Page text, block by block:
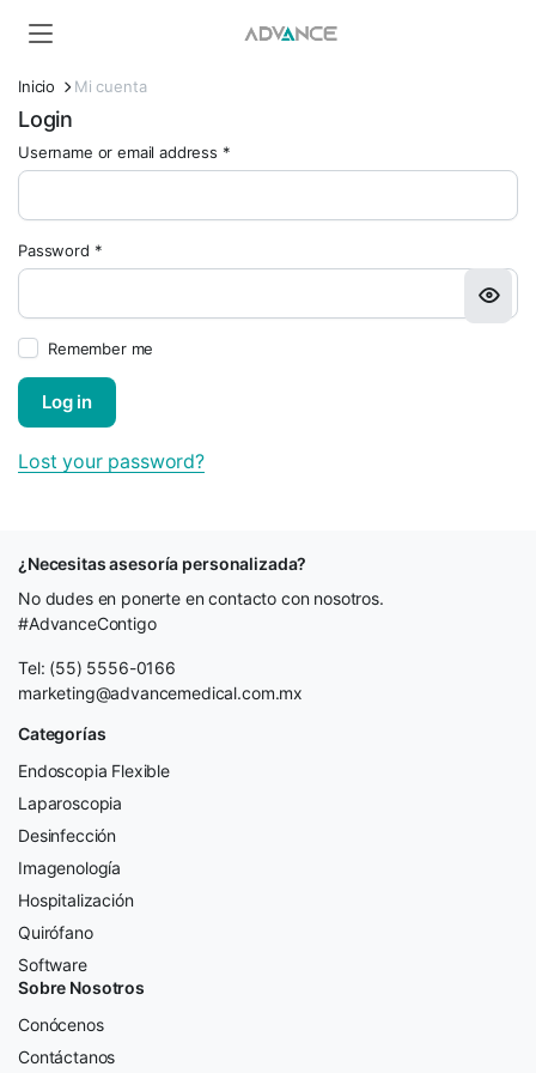
Inicio Mi cuenta
Login
Username or email address *
Password *
Remember me
Log in
Lost your password?
¿Necesitas asesoría personalizada?
No dudes en ponerte en contacto con nosotros.
#AdvanceContigo
Tel: (55) 5556-0166
marketing@advancemedical.com.mx
Categorías
Endoscopia Flexible
Laparoscopia
Desinfección
Imagenología
Hospitalización
Quirófano
Software
Sobre Nosotros
Conócenos
Contáctanos